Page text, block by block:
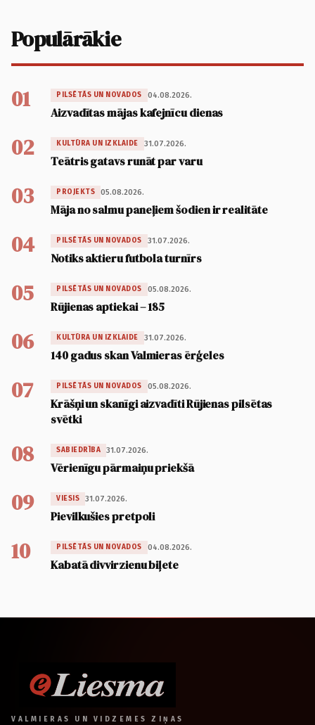
Populārākie
01 PILSĒTĀS UN NOVADOS 04.08.2026.
Aizvadītas mājas kafejnīcu dienas
02 KULTŪRA UN IZKLAIDE 31.07.2026.
Teātris gatavs runāt par varu
03 PROJEKTS 05.08.2026.
Māja no salmu paneļiem šodien ir realitāte
04 PILSĒTĀS UN NOVADOS 31.07.2026.
Notiks aktieru futbola turnīrs
05 PILSĒTĀS UN NOVADOS 05.08.2026.
Rūjienas aptiekai – 185
06 KULTŪRA UN IZKLAIDE 31.07.2026.
140 gadus skan Valmieras ērģeles
07 PILSĒTĀS UN NOVADOS 05.08.2026.
Krāšņi un skanīgi aizvadīti Rūjienas pilsētas
svētki
08 SABIEDRĪBA 31.07.2026.
Vērienīgu pārmaiņu priekšā
09 VIESIS 31.07.2026.
Pievilkušies pretpoli
10 PILSĒTĀS UN NOVADOS 04.08.2026.
Kabatā divvirzienu biļete
VALMIERAS UN VIDZEMES ZIŅAS